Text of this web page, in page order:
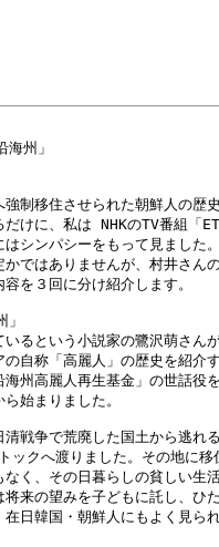
州」
制移住させられた朝鮮人の歴
けに、私は NHKのTV番組「
シンパシーをもって見ました
ではありませんが、村井さん
を３回に分け紹介します。
るという小説家の鷺沢萌さん
自称「高麗人」の歴史を紹介
州高麗人再生基金」の世話役
始まりました。
戦争で荒廃した国土から逃れ
ックへ渡りました。その地に移
く、その日暮らしの貧しい生
来の望みを子どもに託し、ひ
日韓国・朝鮮人にもよく見ら